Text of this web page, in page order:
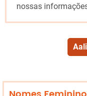
nossas